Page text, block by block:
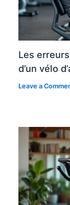
Les
d’un vélo
Leave a